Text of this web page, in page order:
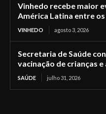
Vinhedo recebe maior
América Latina entre
VINHEDO agosto 3, 2026
Secretaria de Saúde
vacinação de crianças
SAÚDE julho 31, 2026